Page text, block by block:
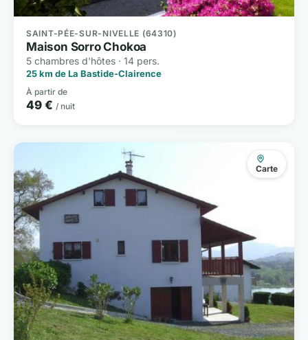
SAINT-PÉE-SUR-NIVELLE (64310)
Maison Sorro Chokoa
5 chambres d'hôtes · 14 pers.
25 km de La Bastide-Clairence
À partir de
49 € / nuit
Carte